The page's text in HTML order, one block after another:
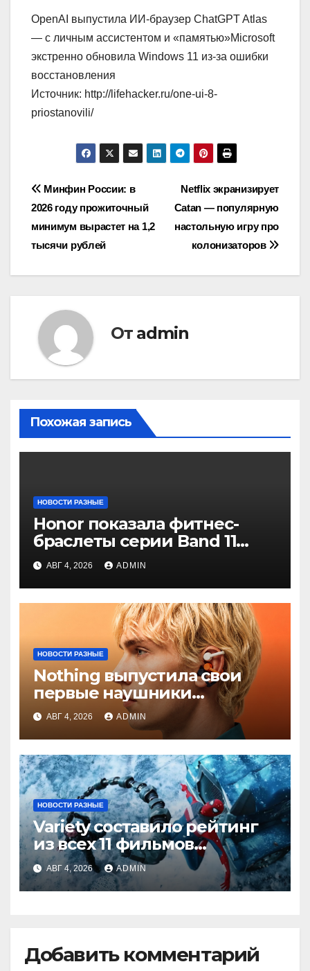
OpenAI выпустила ИИ-браузер ChatGPT Atlas
— с личным ассистентом и «памятью»Microsoft
экстренно обновила Windows 11 из-за ошибки
восстановления
Источник: http://lifehacker.ru/one-ui-8-
priostanovili/
Навигация
по
записям
Netflix экранизирует
Catan — популярную
настольную игру про
колонизаторов
Минфин России: в
2026 году прожиточный
минимум вырастет на 1,2
тысячи рублей
От admin
Похожая запись
НОВОСТИ РАЗНЫЕ
Honor показала фитнес-
браслеты серии Band 11
с GPS и автономностью до
26 дней
АВГ 4, 2026 ADMIN
НОВОСТИ РАЗНЫЕ
Nothing выпустила свои
первые наушники
открытого типа — CMF
Clip Pro
АВГ 4, 2026 ADMIN
НОВОСТИ РАЗНЫЕ
Variety составило рейтинг
из всех 11 фильмов
о Человеке-пауке — от
худшего к лучшему
АВГ 4, 2026 ADMIN
Добавить комментарий